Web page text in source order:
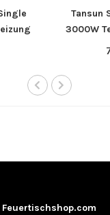
Tansun
3000W
Feuertischshop.com